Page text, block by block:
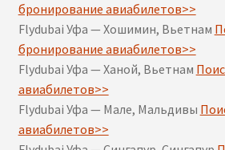
бронирование авиабилетов>>
Flydubai Уфа — Хошимин, Вьетнам
бронирование авиабилетов>>
Flydubai Уфа — Ханой, Вьетнам
авиабилетов>>
Flydubai Уфа — Мале, Мальдивы
авиабилетов>>